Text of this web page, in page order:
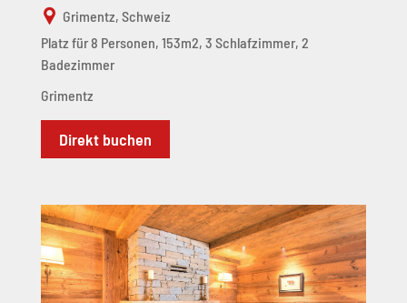
Grimentz, Schweiz
Platz für 8 Personen, 153m2, 3 Schlafzimmer, 2
Badezimmer
Grimentz
Direkt buchen